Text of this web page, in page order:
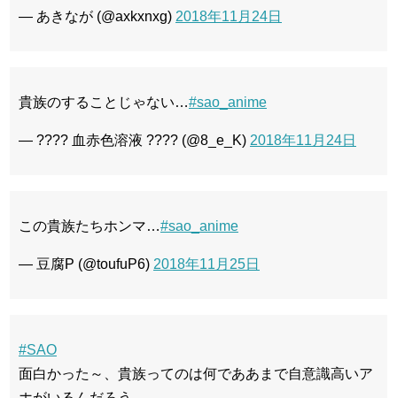
— あきなが (@axkxnxg) 2018年11月24日
貴族のすることじゃない…#sao_anime
— ???? 血赤色溶液 ???? (@8_e_K) 2018年11月24日
この貴族たちホンマ…#sao_anime
— 豆腐P (@toufuP6) 2018年11月25日
#SAO
面白かった～、貴族ってのは何でああまで自意識高いア